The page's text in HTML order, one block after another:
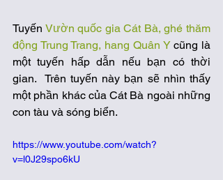
Tuyến Vườn quốc gia Cát Bà, ghé thăm
động Trung Trang, hang Quân Y cũng là
một tuyến hấp dẫn nếu bạn có thời
gian.  Trên tuyến này bạn sẽ nhìn thấy
một phần khác của Cát Bà ngoài những
con tàu và sóng biển.
https://www.youtube.com/watch?
v=l0J29spo6kU